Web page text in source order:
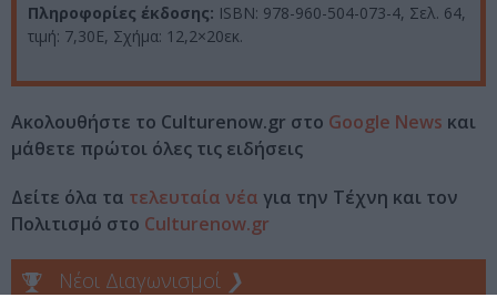
Πληροφορίες έκδοσης: ISBN: 978-960-504-073-4, Σελ. 64,
τιμή: 7,30Ε, Σχήμα: 12,2×20εκ.
Ακολουθήστε το Culturenow.gr στο Google News και
μάθετε πρώτοι όλες τις ειδήσεις
Δείτε όλα τα τελευταία νέα για την Τέχνη και τον
Πολιτισμό στο Culturenow.gr
Νέοι Διαγωνισμοί ❯